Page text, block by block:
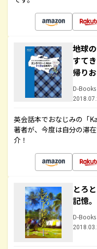
地球
すて
帰り
D-Books
英会話本でおなじみの「
著者が、今度は自分の滞
介！
とろ
記憶
D-Books